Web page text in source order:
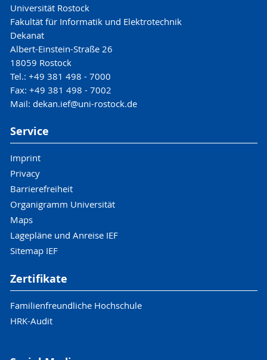
Universität Rostock
Fakultät für Informatik und Elektrotechnik
Dekanat
Albert-Einstein-Straße 26
18059 Rostock
Tel.: +49 381 498 - 7000
Fax: +49 381 498 - 7002
Mail: dekan.ief@uni-rostock.de
Service
Imprint
Privacy
Barrierefreiheit
Organigramm Universität
Maps
Lagepläne und Anreise IEF
Sitemap IEF
Zertifikate
Familienfreundliche Hochschule
HRK-Audit